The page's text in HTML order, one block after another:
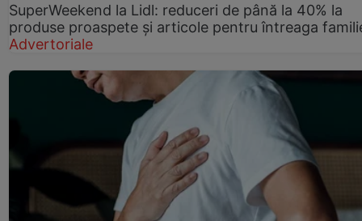
SuperWeekend la Lidl: reduceri de până la 40% la
produse proaspete și articole pentru întreaga
Advertoriale